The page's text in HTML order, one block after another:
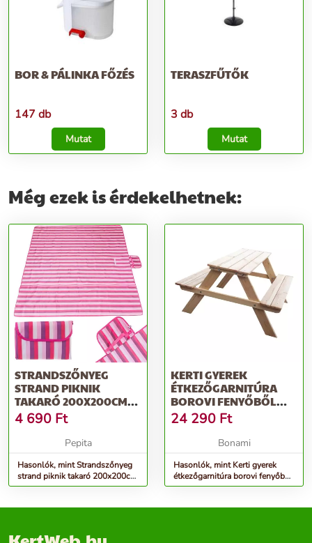
BOR & PÁLINKA FŐZÉS
147 db
Mutat
TERASZFŰTŐK
3 db
Mutat
Még ezek is érdekelhetnek:
STRANDSZŐNYEG
STRAND PIKNIK
TAKARÓ 200X200CM
RÓZSASZÍN
4 690 Ft
Pepita
Hasonlók, mint Strandszőnyeg
strand piknik takaró 200x200cm
rózsaszín
KERTI GYEREK
ÉTKEZŐGARNITÚRA
BOROVI FENYŐBŐL
PIKNIK - ROJAPLAST
24 290 Ft
Bonami
Hasonlók, mint Kerti gyerek
étkezőgarnitúra borovi fenyőből
Piknik - Rojaplast